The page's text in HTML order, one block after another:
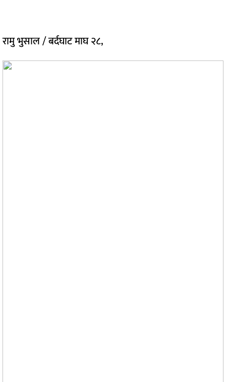
रामु भुसाल / बर्दघाट माघ २८,